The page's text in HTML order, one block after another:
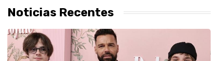
Noticias Recentes